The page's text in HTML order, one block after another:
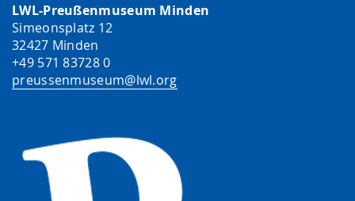
LWL-Preußenmuseum Minden
Simeonsplatz 12
32427 Minden
+49 571 83728 0
preussenmuseum@lwl.org